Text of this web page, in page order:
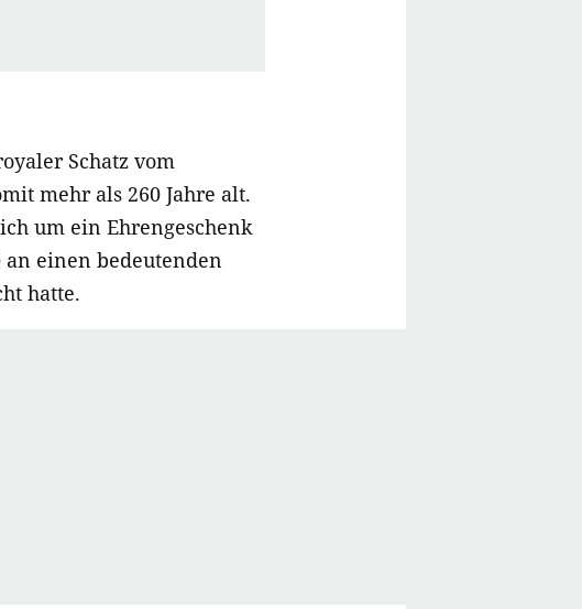
Schatz vom
mehr als 260 Jahre alt.
um ein Ehrengeschenk
einen bedeutenden
hatte.